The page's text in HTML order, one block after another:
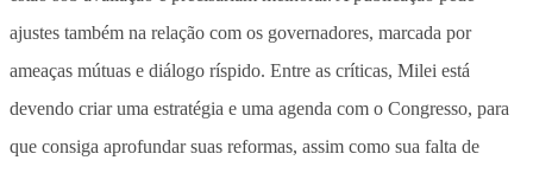
ajustes também na relação com os governadores, marcada por
ameaças mútuas e diálogo ríspido. Entre as críticas, Milei está
devendo criar uma estratégia e uma agenda com o Congresso, para
que consiga aprofundar suas reformas, assim como sua falta de